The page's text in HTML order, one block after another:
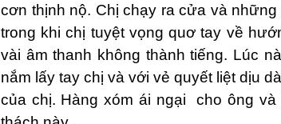
cơn thịnh nộ. Chị chạy ra cửa và
trong khi chị tuyệt vọng quơ tay về
vài âm thanh không thành tiếng. Lúc
nắm lấy tay chị và với vẻ quyết liệt dịu
của chị. Hàng xóm ái ngại
cho ông và